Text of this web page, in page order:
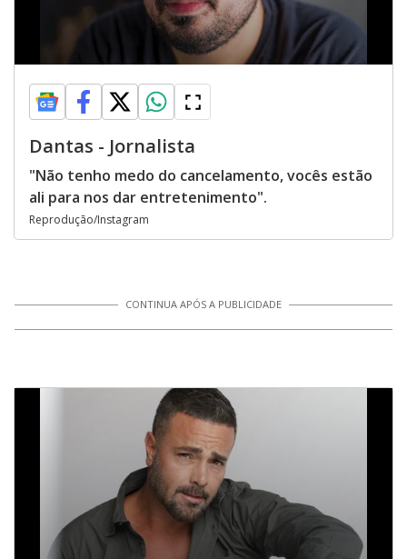
Dantas - Jornalista
"Não tenho medo do cancelamento, vocês estão
ali para nos dar entretenimento".
Reprodução/Instagram
CONTINUA APÓS A PUBLICIDADE